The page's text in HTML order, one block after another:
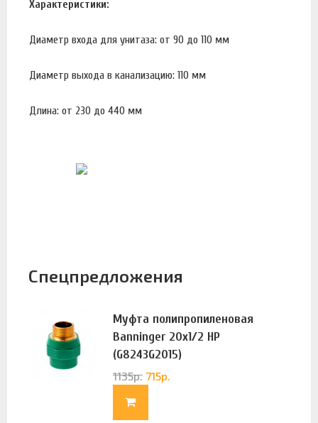
Характеристики:
Диаметр входа для унитаза: от 90 до 110 мм
Диаметр выхода в канализацию: 110 мм
Длина: от 230 до 440 мм
Спецпредложения
Муфта полипропиленовая
Banninger 20х1/2 НР
(G8243G2015)
1135р. 715р.